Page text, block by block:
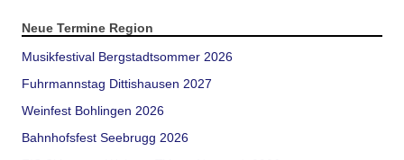
Neue Termine Region
Musikfestival Bergstadtsommer 2026
Fuhrmannstag Dittishausen 2027
Weinfest Bohlingen 2026
Bahnhofsfest Seebrugg 2026